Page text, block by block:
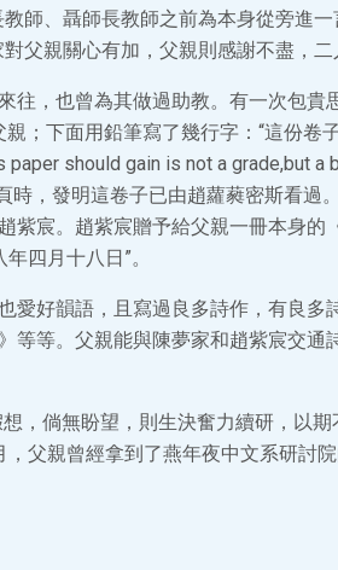
師、聶師長教師之前為本身從旁進一
父親關心有加，父親則感謝不盡，二
往，也曾為其做過助教。有一次包貴
；下面用鉛筆寫了幾行字：“這份卷
should gain is not a grade,but a
時，發明這卷子已由趙蘿蕤密斯看過
紫宸。趙紫宸贈予給父親一冊本身的
四月十八日”。
愛好韻語，且寫過良多詩作，有良多
等等。父親能與陳夢家和趙紫宸交通
，倘無盼望，則生決奮力續研，以期
父親曾經拿到了燕年夜中文系研討院